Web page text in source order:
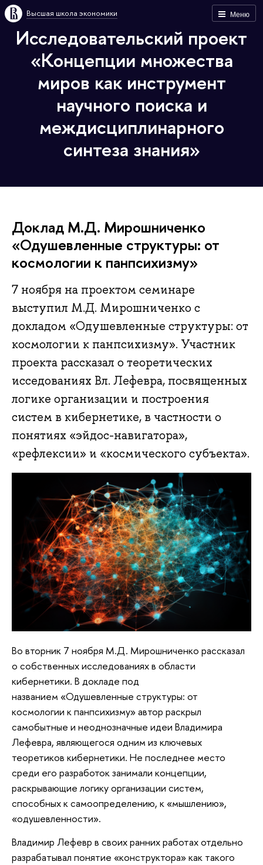
Меню
Высшая школа экономики
Исследовательский проект
«Концепции множества
миров как инструмент
научного поиска и
междисциплинарного
синтеза знания»
Доклад М.Д. Мирошниченко
«Одушевленные структуры: от
космологии к панпсихизму»
7 ноября на проектом семинаре
выступил М.Д. Мирошниченко с
докладом «Одушевленные структуры: от
космологии к панпсихизму». Участник
проекта рассказал о теоретических
исседованиях Вл. Лефевра, посвященных
логике организации и построения
систем в кибернетике, в частности о
понятиях «эйдос-навигатора»,
«рефлексии» и «космического субъекта».
Во вторник 7 ноября М.Д. Мирошниченко рассказал
о собственных исследованиях в области
кибернетики. В докладе под
названием «Одушевленные структуры: от
космологии к панпсихизму» автор раскрыл
самобытные и неоднозначные идеи Владимира
Лефевра, являющегося одним из ключевых
теоретиков кибернетики. Не последнее место
среди его разработок занимали концепции,
раскрывающие логику организации систем,
способных к самоопределению, к «мышлению»,
«одушевленности».
Владимир Лефевр в своих ранних работах отдельно
разрабатывал понятие «конструктора» как такого